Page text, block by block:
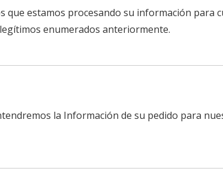
que estamos procesando su información
enumerados anteriormente.
la Información de su pedido para